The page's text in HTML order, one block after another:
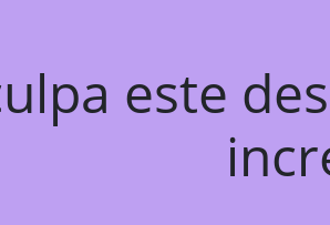
este